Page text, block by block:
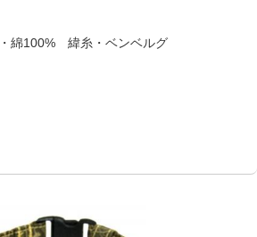
綿100% 緯糸・ベンベルグ